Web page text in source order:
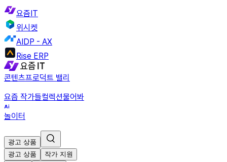
요즘IT
위시켓
AIDP - AX
Rise ERP
콘텐츠프로덕트 밸리
요즘 작가들컬렉션물어봐
놀이터
광고 상품
광고 상품
작가 지원